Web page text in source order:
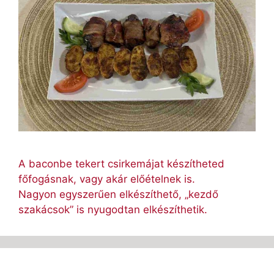
A baconbe tekert csirkemájat készítheted
főfogásnak, vagy akár előételnek is.
Nagyon egyszerűen elkészíthető, „kezdő
szakácsok” is nyugodtan elkészíthetik.